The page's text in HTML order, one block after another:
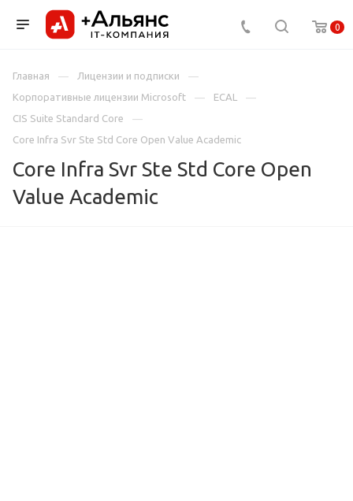
0
Главная
Лицензии и подписки
Корпоративные лицензии Microsoft
ECAL
CIS Suite Standard Core
Core Infra Svr Ste Std Core Open Value Academic
Core Infra Svr Ste Std Core Open
Value Academic